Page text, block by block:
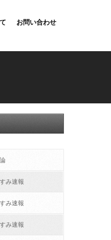
お問い合わせ
み速報
み速報
み速報